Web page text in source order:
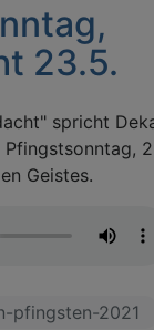
23.5.
spricht
Pfingstsonntag,
Geistes.
pfingsten-2021